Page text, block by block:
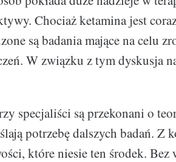
Chociaż ketamina jest
są badania mające na celu
W związku z tym dyskusja
specjaliści są przekonani o
potrzebę dalszych badań. Z
które niesie ten środek.